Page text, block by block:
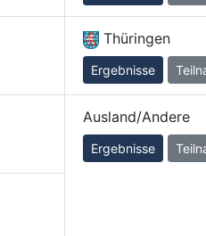
Thüringen
Ergebnisse
Ausland/Andere
Ergebnisse